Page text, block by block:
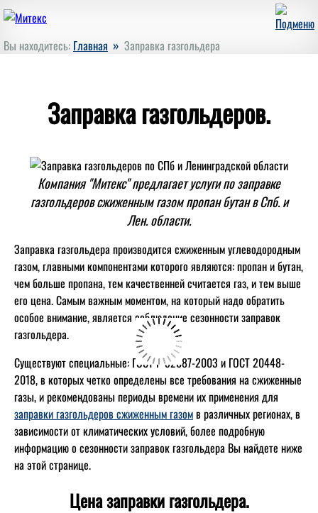
Вы находитесь: Главная » Заправка газгольдера
Заправка газгольдеров.
Компания "Митекс" предлагает услуги по заправке
газгольдеров сжиженным газом пропан бутан в Спб. и
Лен. области.
Заправка газгольдера производится сжиженным углеводородным
газом, главными компонентами которого являются: пропан и бутан,
чем больше пропана, тем качественней считается газ, и тем выше
его цена. Самым важным моментом, на который надо обратить
особое внимание, является соблюдение сезонности заправок
газгольдера.
Существуют специальные: ГОСТ Р 52087-2003 и ГОСТ 20448-
2018, в которых четко определены все требования на сжиженные
газы, и рекомендованы периоды времени их применения для
заправки газгольдеров сжиженным газомв различных регионах, в
зависимости от климатических условий, более подробную
информацию о сезонности заправок газгольдера Вы найдете ниже
на этой странице.
Цена заправки газгольдера.